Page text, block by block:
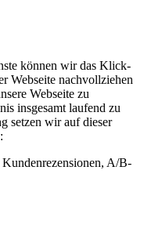
können wir das Klick-
Webseite nachvollziehen
Webseite zu
insgesamt laufend zu
setzen wir auf dieser
A/B-